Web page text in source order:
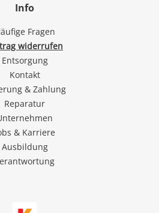
Info
Fragen
widerrufen
Entsorgung
Kontakt
& Zahlung
Reparatur
& Karriere
Ausbildung